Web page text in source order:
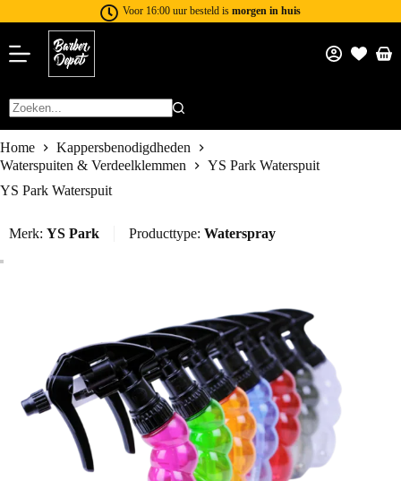
Voor 16:00 uur besteld is morgen in huis
Home
Kappersbenodigdheden
Waterspuiten & Verdeelklemmen
YS Park Waterspuit
YS Park Waterspuit
Merk: YS Park Producttype: Waterspray